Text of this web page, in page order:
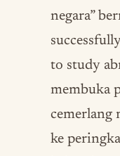
negara”
to study
membuka
cemerlang
ke